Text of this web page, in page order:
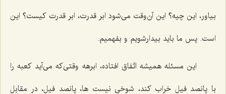
بیاور، این چیه؟ این آن‌وقت می‌شود ابر قدرت، ابر قدرت كیست؟ این
است. پس ما باید بیدارشویم و بفهمیم.
این مسئله همیشه اتّفاق افتاده، ابرهه وقتی‌كه می‌آید كعبه را
با پانصد فیل خراب كند، شوخی نیست ها، پانصد فیل، در مقابل